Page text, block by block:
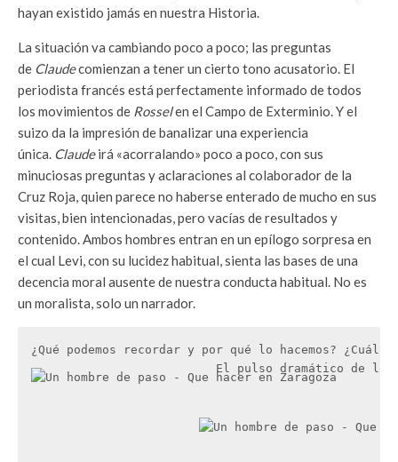
hayan existido jamás en nuestra Historia.
La situación va cambiando poco a poco; las preguntas
de Claudecomienzan a tener un cierto tono acusatorio. El
periodista francés está perfectamente informado de todos
los movimientos de Rosselen el Campo de Exterminio. Y el
suizo da la impresión de banalizar una experiencia
única. Claudeirá «acorralando» poco a poco, con sus
minuciosas preguntas y aclaraciones al colaborador de la
Cruz Roja, quien parece no haberse enterado de mucho en sus
visitas, bien intencionadas, pero vacías de resultados y
contenido. Ambos hombres entran en un epílogo sorpresa en
el cual Levi, con su lucidez habitual, sienta las bases de una
decencia moral ausente de nuestra conducta habitual. No es
un moralista, solo un narrador.
¿Qué podemos recordar y por qué lo hacemos?
El pulso dramático de la